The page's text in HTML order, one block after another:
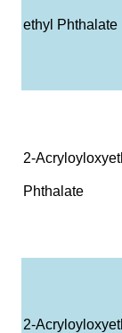
ethyl Phthalate
2-
Phthalate
2-